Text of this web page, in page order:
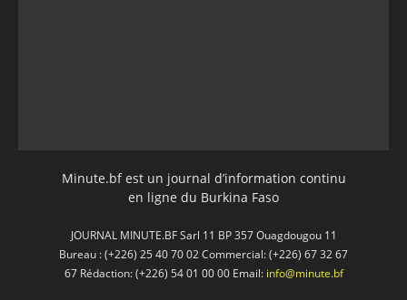
Minute.bf est un journal d’information continu
en ligne du Burkina Faso
JOURNAL MINUTE.BF Sarl 11 BP 357 Ouagdougou 11
Bureau : (+226) 25 40 70 02 Commercial: (+226) 67 32 67
67 Rédaction: (+226) 54 01 00 00 Email: info@minute.bf